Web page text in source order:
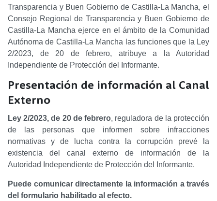
Transparencia y Buen Gobierno de Castilla-La Mancha, el
Consejo Regional de Transparencia y Buen Gobierno de
Castilla-La Mancha ejerce en el ámbito de la Comunidad
Autónoma de Castilla-La Mancha las funciones que la Ley
2/2023, de 20 de febrero, atribuye a la Autoridad
Independiente de Protección del Informante.
Presentación de información al Canal
Externo
Ley 2/2023, de 20 de febrero, reguladora de la protección
de las personas que informen sobre infracciones
normativas y de lucha contra la corrupción prevé la
existencia del canal externo de información de la
Autoridad Independiente de Protección del Informante.
Puede comunicar directamente la información a través
del formulario habilitado al efecto.